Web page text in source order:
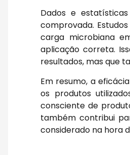
Dados e
comprovada.
carga microbiana
aplicação correta.
resultados, mas que
Em resumo, a
os produtos
consciente de
também contribui
considerado na hora